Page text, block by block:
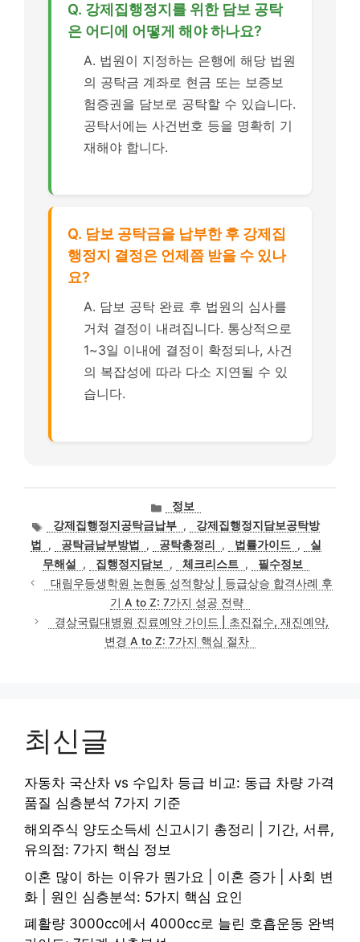
Q. 강제집행정지를 위한 담보 공탁
은 어디에 어떻게 해야 하나요?
A. 법원이 지정하는 은행에 해당 법원
의 공탁금 계좌로 현금 또는 보증보
험증권을 담보로 공탁할 수 있습니다.
공탁서에는 사건번호 등을 명확히 기
재해야 합니다.
Q. 담보 공탁금을 납부한 후 강제집
행정지 결정은 언제쯤 받을 수 있나
요?
A. 담보 공탁 완료 후 법원의 심사를
거쳐 결정이 내려집니다. 통상적으로
1~3일 이내에 결정이 확정되나, 사건
의 복잡성에 따라 다소 지연될 수 있
습니다.
카
테
고
리
정보
태강제집행정지공탁금납부 ,
강제집행정지담보공탁방
법
, 공탁금납부방법 , 공탁총정리 , 법률가이드 ,
실
무해설
, 집행정지담보 , 체크리스트 ,
필수정보
대림우등생학원 논현동 성적향상 | 등급상승 합격사례 후
기 A to Z: 7가지 성공 전략
경상국립대병원 진료예약 가이드 | 초진접수, 재진예약,
변경 A to Z: 7가지 핵심 절차
최신글
자동차 국산차 vs 수입차 등급 비교: 동급 차량 가격
품질 심층분석 7가지 기준
해외주식 양도소득세 신고시기 총정리 | 기간, 서류,
유의점: 7가지 핵심 정보
이혼 많이 하는 이유가 뭔가요 | 이혼 증가 | 사회 변
화 | 원인 심층분석: 5가지 핵심 요인
폐활량 3000cc에서 4000cc로 늘린 호흡운동 완벽